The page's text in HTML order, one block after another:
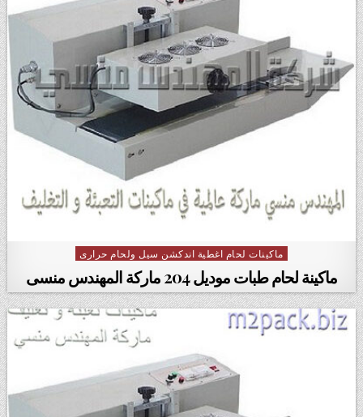
Posted in
ماكينات لحام اغطية اندكشن سيل ولحام حرارى
ماكينة لحام طبات موديل 204 ماركة المهندس منسى